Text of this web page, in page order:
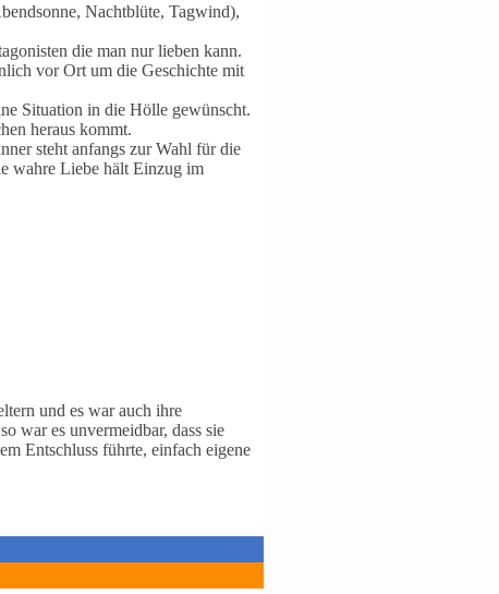
Nachtblüte, Tagwind),
die man nur lieben kann.
vor Ort um die Geschichte mit
Situation in die Hölle gewünscht.
heraus kommt.
steht anfangs zur Wahl für die
wahre Liebe hält Einzug im
und es war auch ihre
war es unvermeidbar, dass sie
Entschluss führte, einfach eigene